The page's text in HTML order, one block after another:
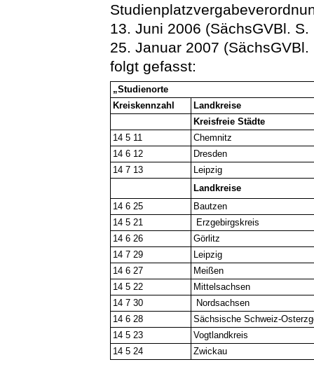
13. Juni 2006 (SächsGVBl.
25. Januar 2007
folgt gefasst:
„Studienorte
Kreiskennzahl
Landkreise
Kreisfreie Städte
14 5 11
Chemnitz
14 6 12
Dresden
14 7 13
Leipzig
Landkreise
14 6 25
Bautzen
14 5 21
Erzgebirgskreis
14 6 26
Görlitz
14 7 29
Leipzig
14 6 27
Meißen
14 5 22
Mittelsachsen
14 7 30
Nordsachsen
14 6 28
Sächsische Schweiz-
14 5 23
Vogtlandkreis
14 5 24
Zwickau